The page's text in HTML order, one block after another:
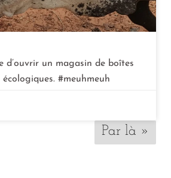
d’ouvrir un magasin de boîtes
#meuhmeuh
Par là »